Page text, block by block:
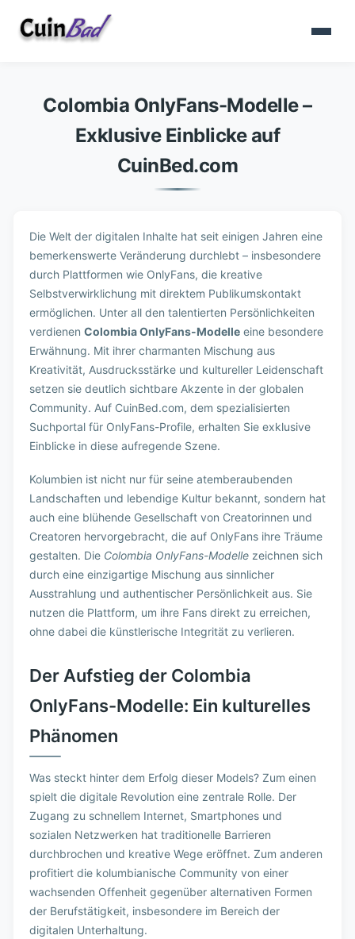
Colombia OnlyFans-Modelle –
Exklusive Einblicke auf
CuinBed.com
Die Welt der digitalen Inhalte hat seit einigen Jahren eine
bemerkenswerte Veränderung durchlebt – insbesondere
durch Plattformen wie OnlyFans, die kreative
Selbstverwirklichung mit direktem Publikumskontakt
ermöglichen. Unter all den talentierten Persönlichkeiten
verdienen Colombia OnlyFans-Modelle eine besondere
Erwähnung. Mit ihrer charmanten Mischung aus
Kreativität, Ausdrucksstärke und kultureller Leidenschaft
setzen sie deutlich sichtbare Akzente in der globalen
Community. Auf CuinBed.com, dem spezialisierten
Suchportal für OnlyFans-Profile, erhalten Sie exklusive
Einblicke in diese aufregende Szene.
Kolumbien ist nicht nur für seine atemberaubenden
Landschaften und lebendige Kultur bekannt, sondern hat
auch eine blühende Gesellschaft von Creatorinnen und
Creatoren hervorgebracht, die auf OnlyFans ihre Träume
gestalten. Die Colombia OnlyFans-Modelle zeichnen sich
durch eine einzigartige Mischung aus sinnlicher
Ausstrahlung und authentischer Persönlichkeit aus. Sie
nutzen die Plattform, um ihre Fans direkt zu erreichen,
ohne dabei die künstlerische Integrität zu verlieren.
Der Aufstieg der Colombia
OnlyFans-Modelle: Ein kulturelles
Phänomen
Was steckt hinter dem Erfolg dieser Models? Zum einen
spielt die digitale Revolution eine zentrale Rolle. Der
Zugang zu schnellem Internet, Smartphones und
sozialen Netzwerken hat traditionelle Barrieren
durchbrochen und kreative Wege eröffnet. Zum anderen
profitiert die kolumbianische Community von einer
wachsenden Offenheit gegenüber alternativen Formen
der Berufstätigkeit, insbesondere im Bereich der
digitalen Unterhaltung.